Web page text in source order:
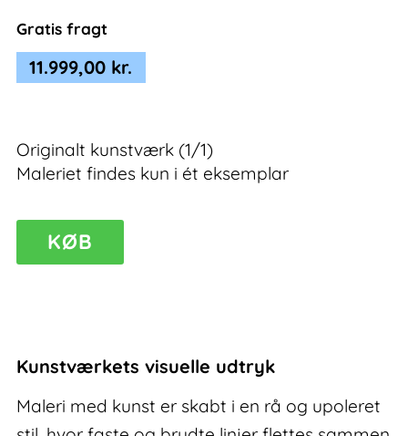
Gratis fragt
11.999,00 kr.
Originalt kunstværk (1/1)
Maleriet findes kun i ét eksemplar
Liberate
II
antal
KØB
Kunstværkets visuelle udtryk
Maleri med kunst er skabt i en rå og upoleret